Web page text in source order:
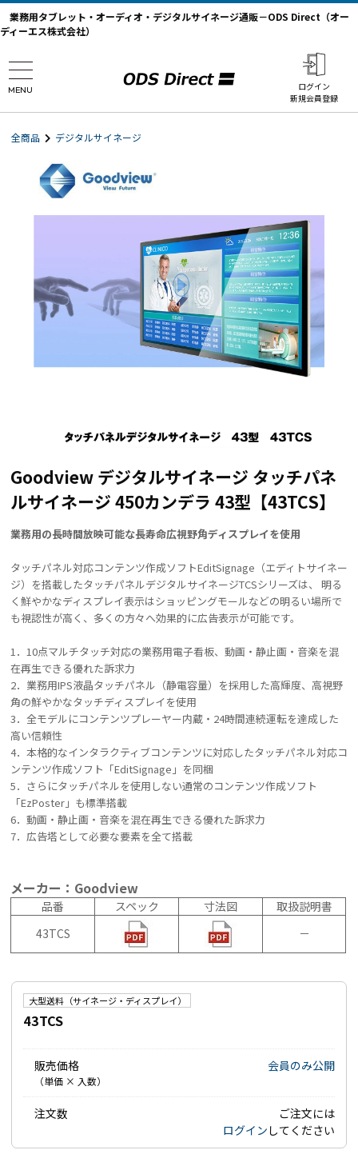
業務用タブレット・オーディオ・デジタルサイネージ通販－ODS Direct（オー
ディーエス株式会社）
MENU
ログイン
新規会員登録
全商品 デジタルサイネージ
Goodview デジタルサイネージ タッチパネ
ルサイネージ 450カンデラ 43型【43TCS】
業務用の長時間放映可能な長寿命広視野角ディスプレイを使用
タッチパネル対応コンテンツ作成ソフトEditSignage（エディトサイネー
ジ）を搭載したタッチパネルデジタルサイネージTCSシリーズは、 明る
く鮮やかなディスプレイ表示はショッピングモールなどの明るい場所で
も視認性が高く、多くの方々へ効果的に広告表示が可能です。
1．10点マルチタッチ対応の業務用電子看板、動画・静止画・音楽を混
在再生できる優れた訴求力
2．業務用IPS液晶タッチパネル（静電容量）を採用した高輝度、高視野
角の鮮やかなタッチディスプレイを使用
3．全モデルにコンテンツプレーヤー内蔵・24時間連続運転を達成した
高い信頼性
4．本格的なインタラクティブコンテンツに対応したタッチパネル対応コ
ンテンツ作成ソフト「EditSignage」を同梱
5．さらにタッチパネルを使用しない通常のコンテンツ作成ソフト
「EzPoster」も標準搭載
6．動画・静止画・音楽を混在再生できる優れた訴求力
7．広告塔として必要な要素を全て搭載
メーカー：Goodview
品番 スペック 寸法図
取扱説明書
43TCS
－
大型送料（サイネージ・ディスプレイ）
43TCS
販売価格
（単価 × 入数）
会員のみ公開
注文数
ご注文には
ログイン してください